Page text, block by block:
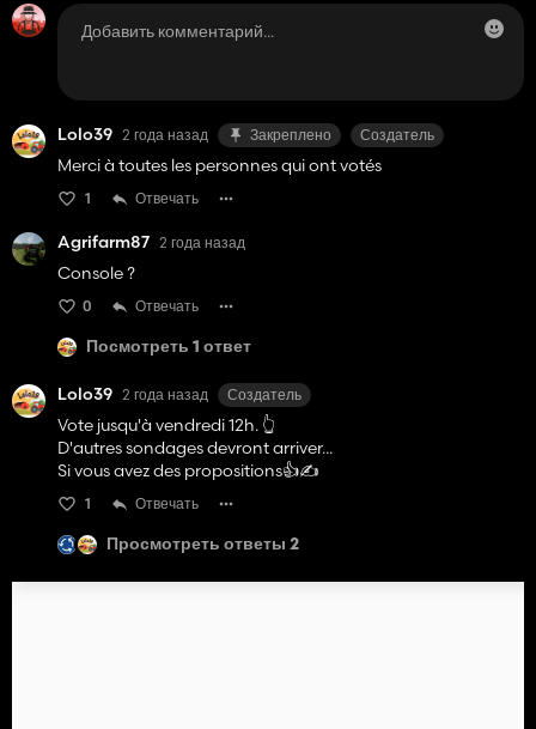
Lolo39 2 года назад Закреплено Создатель
Merci à toutes les personnes qui ont votés
1 Отвечать
Agrifarm87 2 года назад
Console ?
0 Отвечать
Посмотреть 1 ответ
Lolo39 2 года назад Создатель
Vote jusqu'à vendredi 12h. 👆
D'autres sondages devront arriver...
Si vous avez des propositions👍✍️
1 Отвечать
Просмотреть ответы 2